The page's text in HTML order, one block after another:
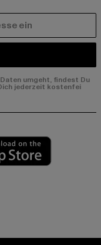
umgeht, findest Du
jederzeit kostenfei